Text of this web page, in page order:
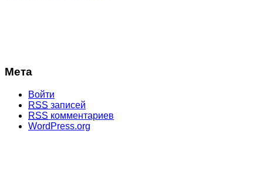
Мета
Войти
RSS записей
RSS комментариев
WordPress.org